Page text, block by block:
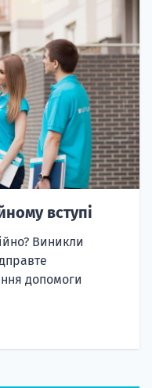
вступі
Виникли
допомоги